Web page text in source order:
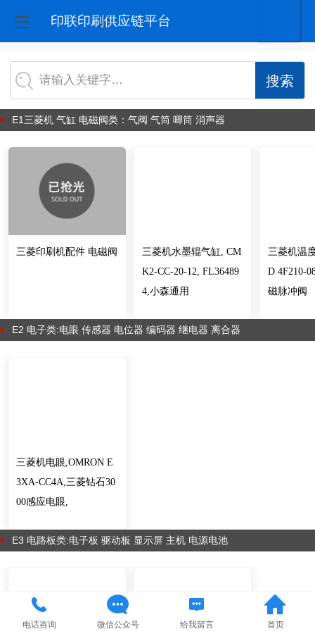
印联印刷供应链平台
请输入关键字…
E1三菱机 气缸 电磁阀类：气阀 气筒 唧筒 消声器
三菱印刷机配件 电磁阀
三菱机水墨辊气缸, CM
K2-CC-20-12, FL36489
4,小森通用
三菱机温
D 4F210-
磁脉冲阀
E2 电子类:电眼 传感器 电位器 编码器 继电器 离合器
三菱机电眼,OMRON E
3XA-CC4A,三菱钻石30
00感应电眼,
E3 电路板类:电子板 驱动板 显示屏 主机 电源电池
电话咨询 微信公众号 给我留言 首页